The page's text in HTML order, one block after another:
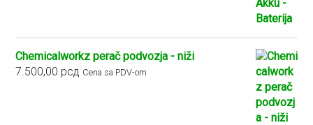
Chemicalworkz perač podvozja - niži
7.500,00 рсд Cena sa PDV-om